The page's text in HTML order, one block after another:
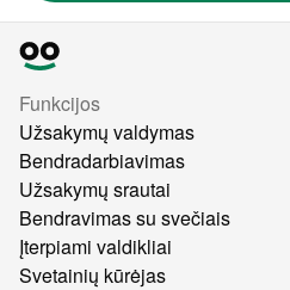
Funkcijos
Užsakymų valdymas
Bendradarbiavimas
Užsakymų srautai
Bendravimas su svečiais
Įterpiami valdikliai
Svetainių kūrėjas